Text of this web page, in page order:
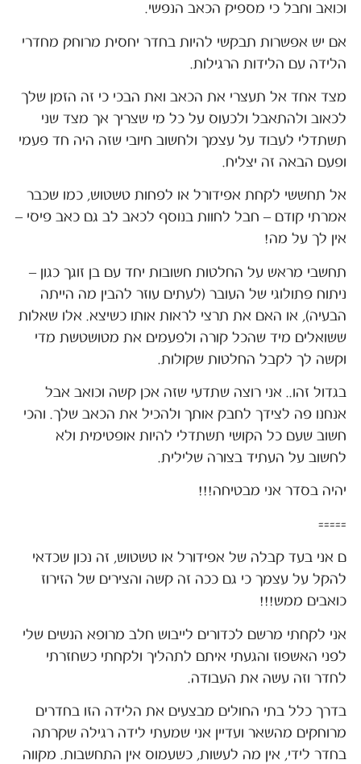
וכואב וחבל כי מספיק הכאב הנפשי.
אם יש אפשרות תבקשי להיות בחדר יחסית מרוחק מחדרי
הלידה עם הלידות הרגילות.
מצד אחד אל תעצרי את הכאב ואת הבכי כי זה הזמן שלך
לכאוב ולהתאבל ולכעוס על כל מי שצריך אך מצד שני
תשתדלי לעבוד על עצמך ולחשוב חיובי שזה היה חד פעמי
ופעם הבאה זה יצליח.
אל תחששי לקחת אפידורל או לפחות טשטוש, כמו שכבר
אמרתי קודם – חבל לחוות בנוסף לכאב לב גם כאב פיסי –
אין לך על מה!
תחשבי מראש על החלטות חשובות יחד עם בן זוגך כגון –
ניתוח פתולוגי של העובר (לעתים עוזר להבין מה הייתה
הבעיה), או האם את תרצי לראות אותו כשיצא. אלו שאלות
ששואלים מיד שהכל קורה ולפעמים את מטושטשת מדי
וקשה לך לקבל החלטות שקולות.
בגדול זהו.. אני רוצה שתדעי שזה אכן קשה וכואב אבל
אנחנו פה לצידך לחבק אותך ולהכיל את הכאב שלך. והכי
חשוב שעם כל הקושי תשתדלי להיות אופטימית ולא
לחשוב על העתיד בצורה שלילית.
יהיה בסדר אני מבטיחה!!!
=====
ם אני בעד קבלה של אפידורל או טשטוש, זה נכון שכדאי
להקל על עצמך כי גם ככה זה קשה והצירים של הזירוז
כואבים ממש!!!
אני לקחתי מרשם לכדורים לייבוש חלב מרופא הנשים שלי
לפני האשפוז והגעתי איתם לתהליך ולקחתי כשחזרתי
לחדר וזה עשה את העבודה.
בדרך כלל בתי החולים מבצעים את הלידה הזו בחדרים
מרוחקים מהשאר ועדיין אני שמעתי לידה רגילה שקרתה
בחדר לידי, אין מה לעשות, כשעמוס אין התחשבות. מקווה